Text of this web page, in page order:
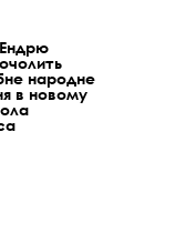
народне
в новому